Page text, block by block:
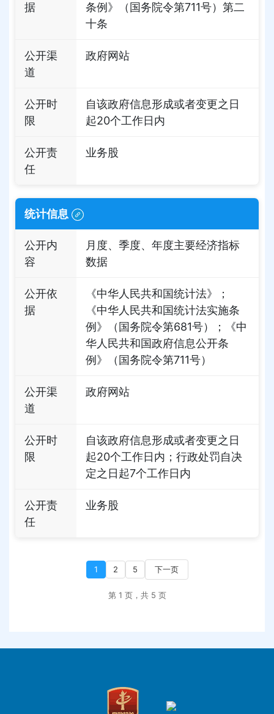
据
条例》（国务院令第711号）第二
十条
公开渠
道
政府网站
公开时
限
自该政府信息形成或者变更之日
起20个工作日内
公开责
任
业务股
统计信息
公开内
容
月度、季度、年度主要经济指标
数据
公开依
据
《中华人民共和国统计法》；
《中华人民共和国统计法实施条
例》（国务院令第681号）；《中
华人民共和国政府信息公开条
例》（国务院令第711号）
公开渠
道
政府网站
公开时
限
自该政府信息形成或者变更之日
起20个工作日内；行政处罚自决
定之日起7个工作日内
公开责
任
业务股
1 2 5 下一页
第 1 页，共 5 页